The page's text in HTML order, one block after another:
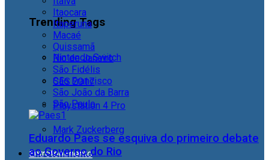
Trending Tags
Nintendo Switch
CES 2017
Playstation 4 Pro
Mark Zuckerberg
Entretenimento
Itaocara
Itaperuna
Macaé
Quissamã
Rio de Janeiro
São Fidélis
São Francisco
São João da Barra
São Paulo
Eduardo Paes se esquiva do primeiro debate
ao Governo do Rio